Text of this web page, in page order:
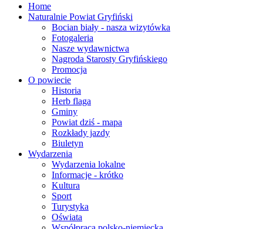
Home
Naturalnie Powiat Gryfiński
Bocian biały - nasza wizytówka
Fotogaleria
Nasze wydawnictwa
Nagroda Starosty Gryfińskiego
Promocja
O powiecie
Historia
Herb flaga
Gminy
Powiat dziś - mapa
Rozkłady jazdy
Biuletyn
Wydarzenia
Wydarzenia lokalne
Informacje - krótko
Kultura
Sport
Turystyka
Oświata